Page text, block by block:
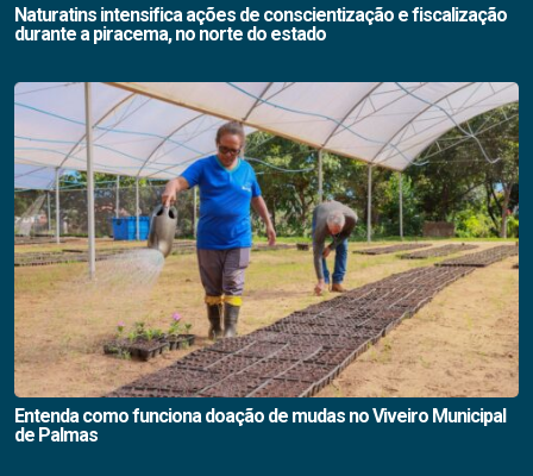
Naturatins intensifica ações de conscientização e fiscalização
durante a piracema, no norte do estado
Entenda como funciona doação de mudas no Viveiro Municipal
de Palmas